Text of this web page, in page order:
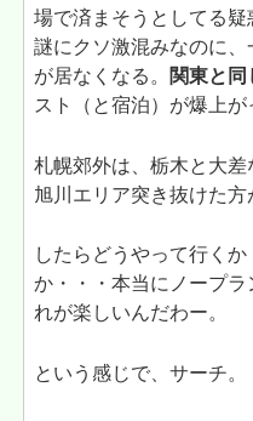
場で済まそうとしてる
謎にクソ激混みなのに
が居なくなる。
関東と同
スト（と宿泊）が爆上が
札幌郊外は、栃木と大
旭川エリア突き抜けた方
したらどうやって行く
か・・・本当にノープ
れが楽しいんだわー。
という感じで、サーチ。